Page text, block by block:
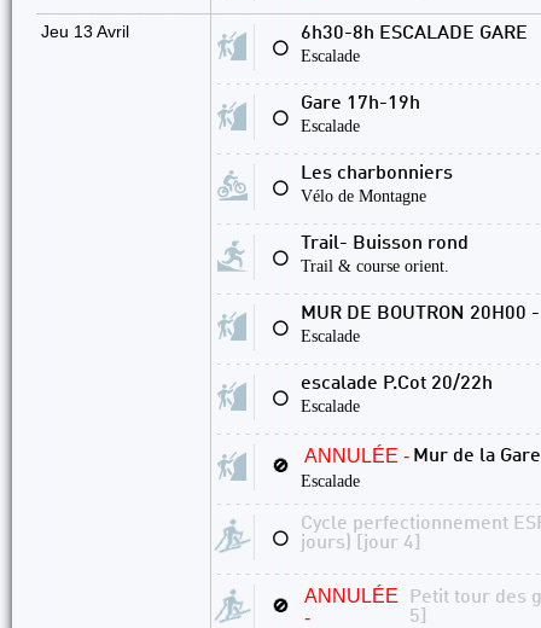
Jeu 13 Avril
⚪
6h30-8h ESCALADE GARE
Escalade
⚪
Gare 17h-19h
Escalade
⚪
Les charbonniers
Vélo de Montagne
⚪
Trail- Buisson rond
Trail & course orient.
⚪
MUR DE BOUTRON 20H00
Escalade
⚪
escalade P.Cot 20/22h
Escalade
🚫 ANNULÉE - Mur de la
Escalade
⚪
Cycle perfectionnement
jours) [jour 4]
🚫
ANNULÉE
-
Petit tour des
5]